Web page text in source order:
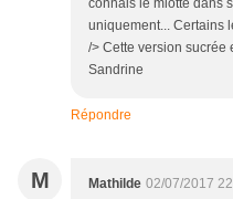
connais le miotte dans
uniquement... Certains
/> Cette version sucrée
Sandrine
Répondre
M Mathilde 02/07/2017